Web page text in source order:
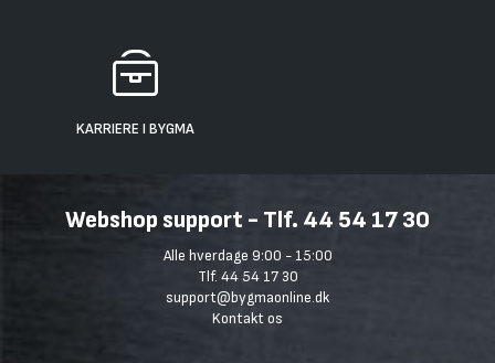
KARRIERE I BYGMA
Webshop support - Tlf. 44 54 17 30
Alle hverdage 9:00 - 15:00
Tlf. 44 54 17 30
support@bygmaonline.dk
Kontakt os